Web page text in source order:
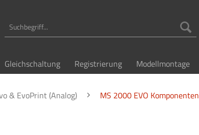
Gleichschaltung Registrierung Modellmontage
& EvoPrint (Analog) MS 2000 EVO Komponenten